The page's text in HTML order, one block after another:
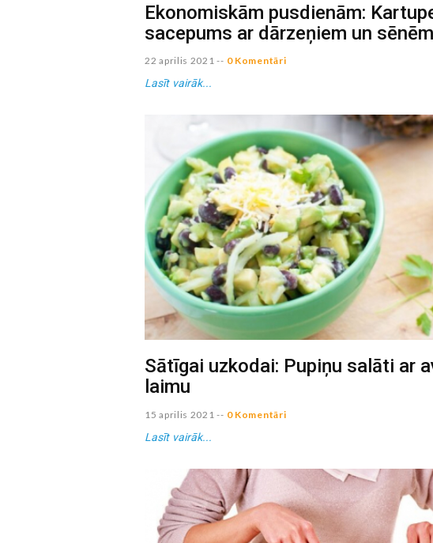
Ekonomiskām pusdienām:
sacepums ar dārzeņiem un sēnēm
22 aprilis 2021 -- 0 Komentāri
Lasīt vairāk...
Sātīgai uzkodai: Pupiņu salāti ar
laimu
15 aprilis 2021 -- 0 Komentāri
Lasīt vairāk...